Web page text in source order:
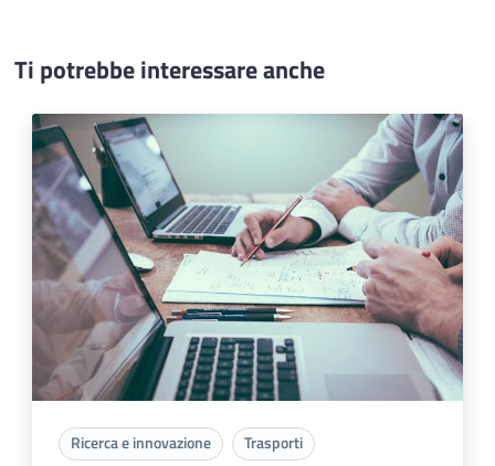
Ti potrebbe interessare anche
Ricerca e innovazione Trasporti